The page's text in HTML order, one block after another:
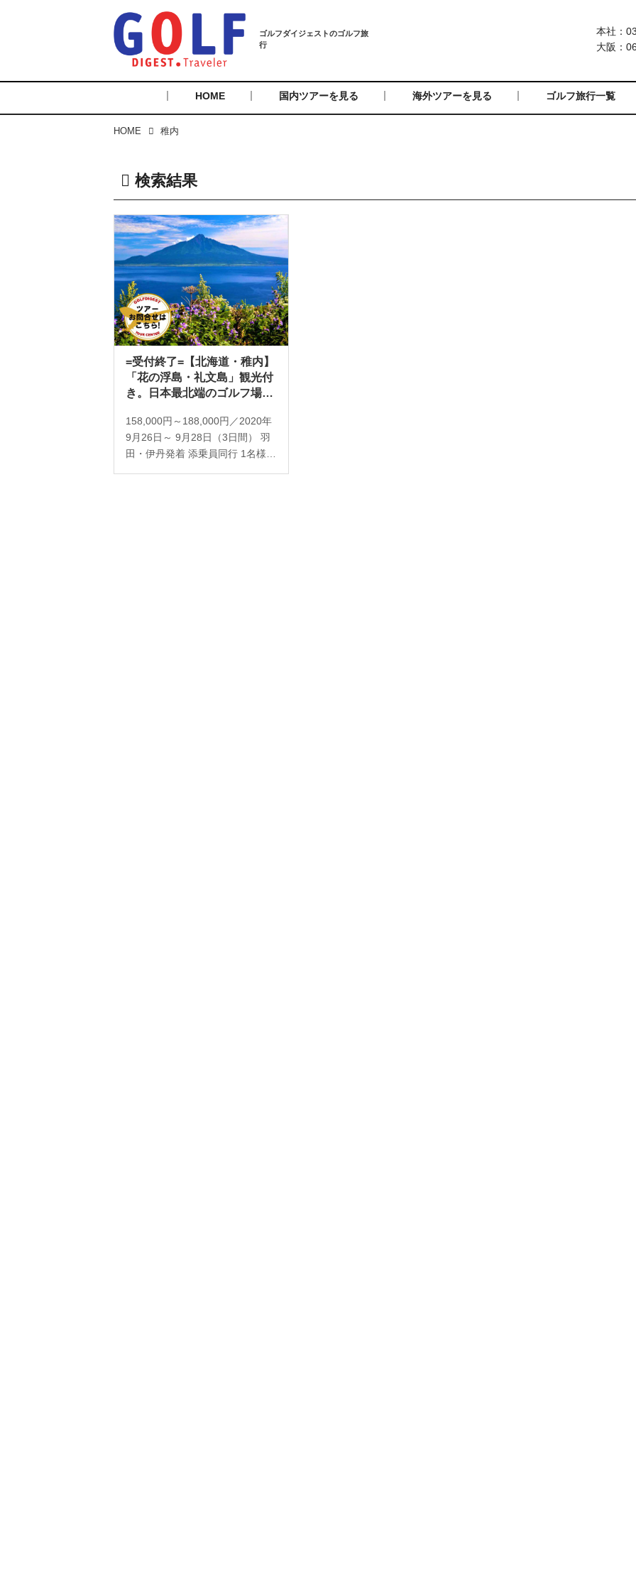
HOME 国内ツアーを見る 海外ツアーを見る ゴルフ旅行一覧
本社：
大阪：
HOME 稚内
検索結果
=受付終了=【北海道・稚内】
「花の浮島・礼文島」観光付
き。日本最北端のゴルフ場に
同行／一人予約可能）
158,000円～188,000円／2020年
9月26日～ 9月28日（3日間） 羽
田・伊丹発着 添乗員同行 1名様よ